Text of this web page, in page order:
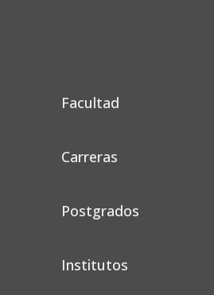
Facultad
Carreras
Postgrados
Institutos